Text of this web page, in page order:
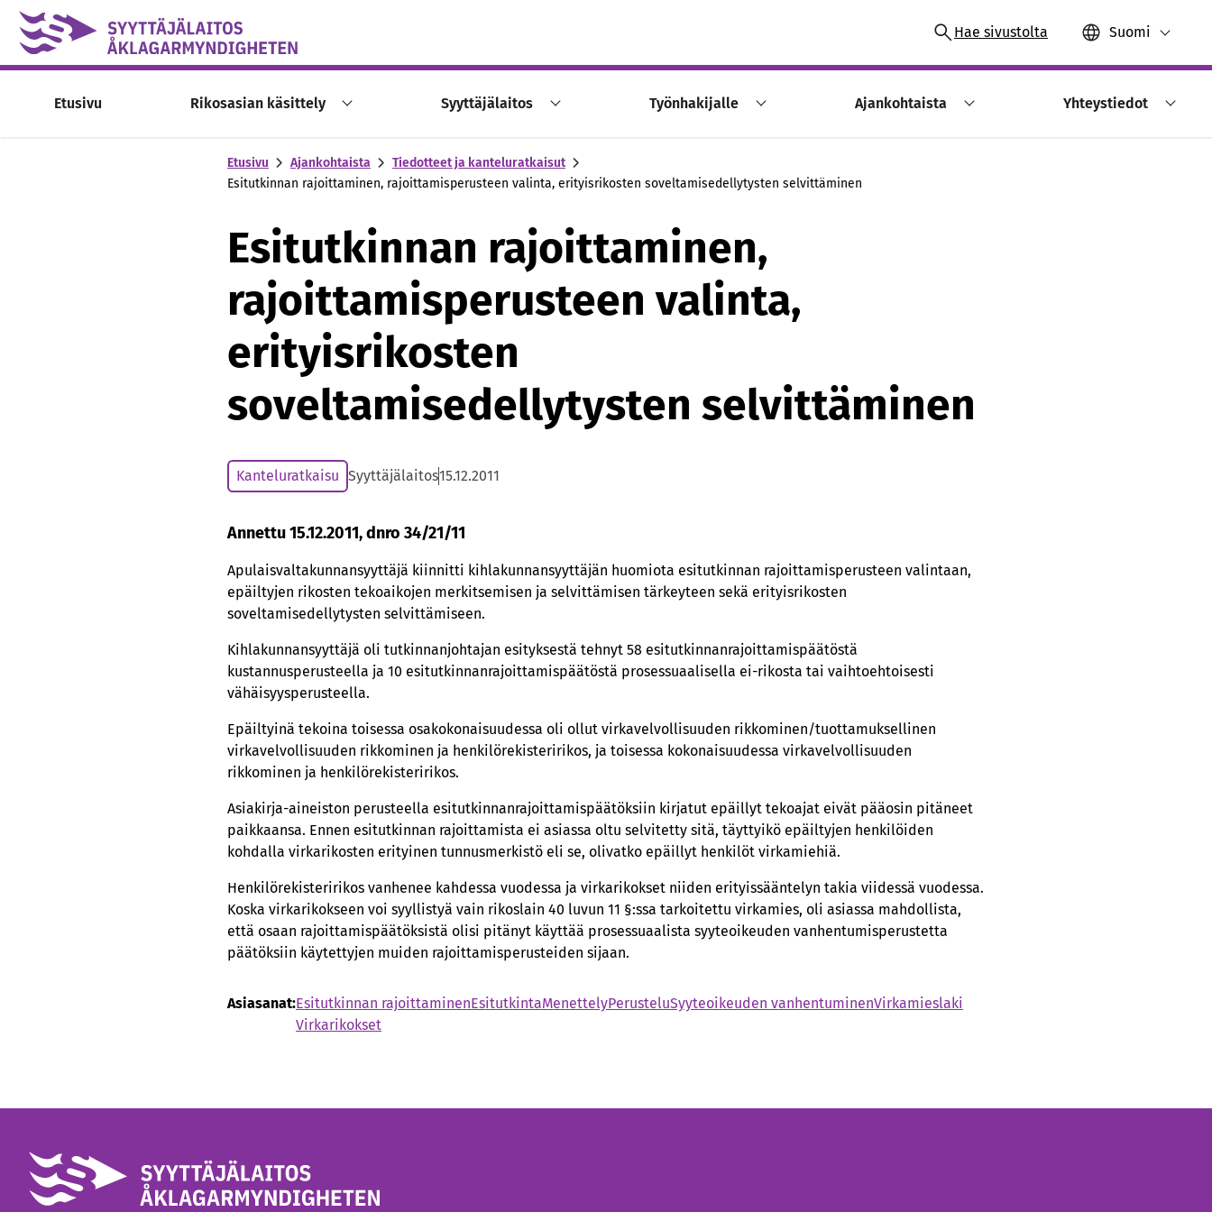
Skip to content -saavutettavuusohje
Hae sivustolta Suomi
Etusivu Rikosasian käsittely Syyttäjälaitos Työnhakijalle Ajankohtaista Yhteystiedot
Etusivu Ajankohtaista
Tiedotteet ja kanteluratkaisut
Esitutkinnan rajoittaminen, rajoittamisperusteen valinta, erityisrikosten soveltamisedellytysten selvittäminen
Esitutkinnan rajoittaminen,
rajoittamisperusteen valinta,
erityisrikosten
soveltamisedellytysten selvittäminen
Kanteluratkaisu Syyttäjälaitos15.12.2011
Annettu 15.12.2011, dnro 34/21/11
Apulaisvaltakunnansyyttäjä kiinnitti kihlakunnansyyttäjän huomiota esitutkinnan rajoittamisperusteen valintaan,
epäiltyjen rikosten tekoaikojen merkitsemisen ja selvittämisen tärkeyteen sekä erityisrikosten
soveltamisedellytysten selvittämiseen.
Kihlakunnansyyttäjä oli tutkinnanjohtajan esityksestä tehnyt 58 esitutkinnanrajoittamispäätöstä
kustannusperusteella ja 10 esitutkinnanrajoittamispäätöstä prosessuaalisella ei-rikosta tai vaihtoehtoisesti
vähäisyysperusteella.
Epäiltyinä tekoina toisessa osakokonaisuudessa oli ollut virkavelvollisuuden rikkominen/tuottamuksellinen
virkavelvollisuuden rikkominen ja henkilörekisteririkos, ja toisessa kokonaisuudessa virkavelvollisuuden
rikkominen ja henkilörekisteririkos.
Asiakirja-aineiston perusteella esitutkinnanrajoittamispäätöksiin kirjatut epäillyt tekoajat eivät pääosin pitäneet
paikkaansa. Ennen esitutkinnan rajoittamista ei asiassa oltu selvitetty sitä, täyttyikö epäiltyjen henkilöiden
kohdalla virkarikosten erityinen tunnusmerkistö eli se, olivatko epäillyt henkilöt virkamiehiä.
Henkilörekisteririkos vanhenee kahdessa vuodessa ja virkarikokset niiden erityissääntelyn takia viidessä vuodessa.
Koska virkarikokseen voi syyllistyä vain rikoslain 40 luvun 11 §:ssa tarkoitettu virkamies, oli asiassa mahdollista,
että osaan rajoittamispäätöksistä olisi pitänyt käyttää prosessuaalista syyteoikeuden vanhentumisperustetta
päätöksiin käytettyjen muiden rajoittamisperusteiden sijaan.
Asiasanat:Esitutkinnan rajoittaminenEsitutkintaMenettelyPerusteluSyyteoikeuden vanhentuminenVirkamieslaki
Virkarikokset